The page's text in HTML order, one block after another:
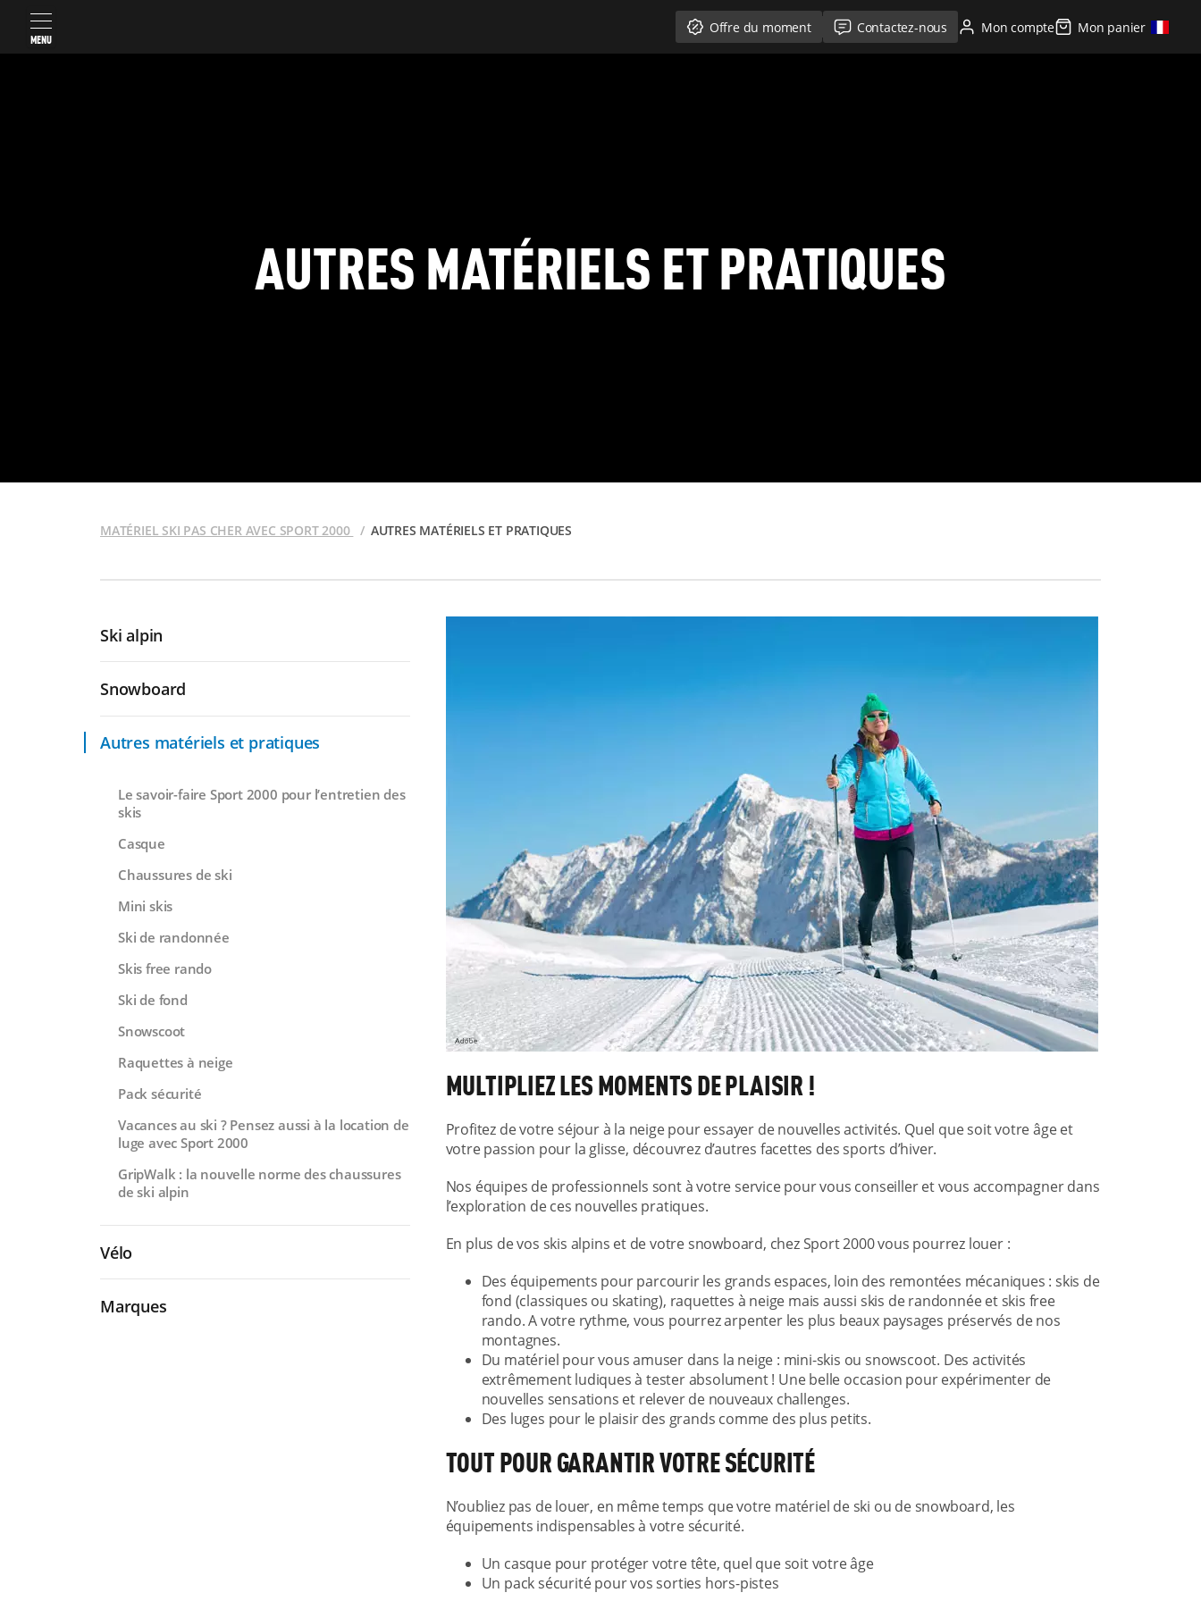
MENU
Offre du moment Contactez-nous Mon compte Mon panier
AUTRES MATÉRIELS ET PRATIQUES
MATÉRIEL SKI PAS CHER AVEC SPORT 2000 AUTRES MATÉRIELS ET PRATIQUES
Ski alpin
Snowboard
Autres matériels et pratiques
Le savoir-faire Sport 2000 pour l’entretien des
skis
Casque
Chaussures de ski
Mini skis
Ski de randonnée
Skis free rando
Ski de fond
Snowscoot
Raquettes à neige
Pack sécurité
Vacances au ski ? Pensez aussi à la location de
luge avec Sport 2000
GripWalk : la nouvelle norme des chaussures
de ski alpin
Vélo
Marques
MULTIPLIEZ LES MOMENTS DE PLAISIR !
Profitez de votre séjour à la neige pour essayer de nouvelles activités. Quel que soit votre âge et
votre passion pour la glisse, découvrez d’autres facettes des sports d’hiver.
Nos équipes de professionnels sont à votre service pour vous conseiller et vous accompagner dans
l’exploration de ces nouvelles pratiques.
En plus de vos skis alpins et de votre snowboard, chez Sport 2000 vous pourrez louer :
Des équipements pour parcourir les grands espaces, loin des remontées mécaniques : skis de
fond (classiques ou skating), raquettes à neige mais aussi skis de randonnée et skis free
rando. A votre rythme, vous pourrez arpenter les plus beaux paysages préservés de nos
montagnes.
Du matériel pour vous amuser dans la neige : mini-skis ou snowscoot. Des activités
extrêmement ludiques à tester absolument ! Une belle occasion pour expérimenter de
nouvelles sensations et relever de nouveaux challenges.
Des luges pour le plaisir des grands comme des plus petits.
TOUT POUR GARANTIR VOTRE SÉCURITÉ
N’oubliez pas de louer, en même temps que votre matériel de ski ou de snowboard, les
équipements indispensables à votre sécurité.
Un casque pour protéger votre tête, quel que soit votre âge
Un pack sécurité pour vos sorties hors-pistes